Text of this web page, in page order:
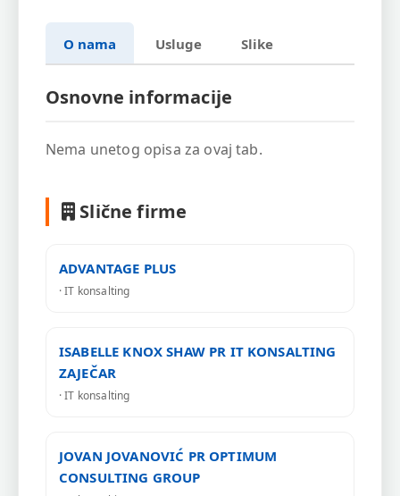
O nama Usluge Slike
Osnovne informacije
Nema unetog opisa za ovaj tab.
Slične firme
ADVANTAGE PLUS
· IT konsalting
ISABELLE KNOX SHAW PR IT KONSALTING
ZAJEČAR
· IT konsalting
JOVAN JOVANOVIĆ PR OPTIMUM
CONSULTING GROUP